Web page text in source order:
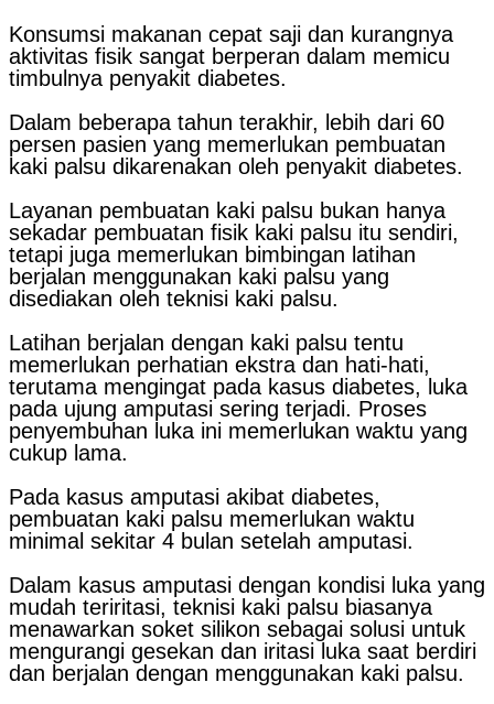
Konsumsi makanan cepat saji dan kurangnya
aktivitas fisik sangat berperan dalam memicu
timbulnya penyakit diabetes.
Dalam beberapa tahun terakhir, lebih dari 60
persen pasien yang memerlukan pembuatan
kaki palsu dikarenakan oleh penyakit diabetes.
Layanan pembuatan kaki palsu bukan hanya
sekadar pembuatan fisik kaki palsu itu sendiri,
tetapi juga memerlukan bimbingan latihan
berjalan menggunakan kaki palsu yang
disediakan oleh teknisi kaki palsu.
Latihan berjalan dengan kaki palsu tentu
memerlukan perhatian ekstra dan hati-hati,
terutama mengingat pada kasus diabetes, luka
pada ujung amputasi sering terjadi. Proses
penyembuhan luka ini memerlukan waktu yang
cukup lama.
Pada kasus amputasi akibat diabetes,
pembuatan kaki palsu memerlukan waktu
minimal sekitar 4 bulan setelah amputasi.
Dalam kasus amputasi dengan kondisi luka yang
mudah teriritasi, teknisi kaki palsu biasanya
menawarkan soket silikon sebagai solusi untuk
mengurangi gesekan dan iritasi luka saat berdiri
dan berjalan dengan menggunakan kaki palsu.